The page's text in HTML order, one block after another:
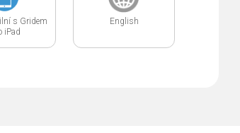
s Gridem
iPad
English